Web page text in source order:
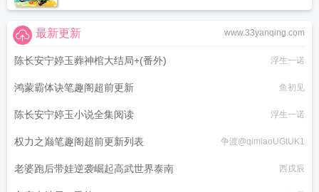
www.33yanqing.com
最新更新
陈长安宁婷玉葬神棺大结局+(番外) 浮生一诺
鸿蒙霸体诀笔趣阁超前更新 鱼初见
陈长安宁婷玉小说全集阅读 浮生一诺
权力之巅笔趣阁超前更新列表 争渡@qimiaoUGtUK1
老婆跑后带娃逆袭崛起高武世界泰南 西戌辰